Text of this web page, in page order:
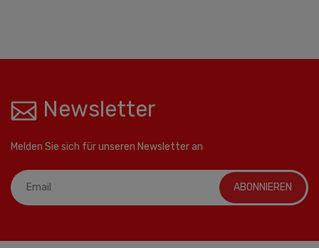
Newsletter
Melden Sie sich für unseren Newsletter an
ABONNIEREN